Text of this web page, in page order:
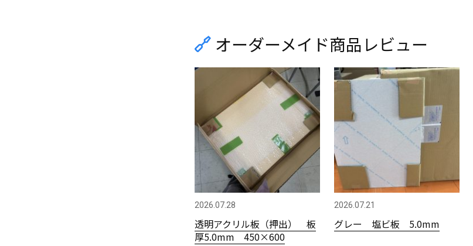
オーダーメイド商品レビュー
2026.07.28
透明アクリル板（押出） 板
厚5.0mm 450×600
2026.07.21
グレー 塩ビ板 5.0mm